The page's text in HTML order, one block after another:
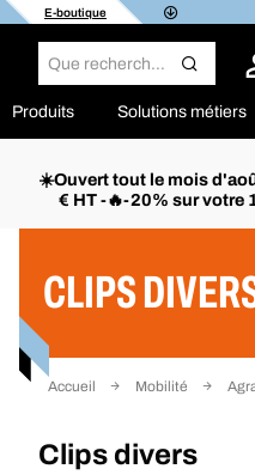
E-boutique
Produits Solutions métiers
☀️Ouvert tout le mois
€ HT -🔥-20% sur votre
CLIPS
Accueil Mobilité
Clips divers
Filtrer